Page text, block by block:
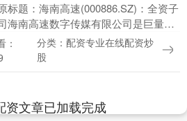
原标题：海南高速(000886.SZ)：全资子
海南高速数字传媒有限公司是巨量引
方认证的本地推综合代理商） 格隆汇
日丨海南高速(000886.S....
：
分类：配资专业在线配资炒
股
资文章已加载完成